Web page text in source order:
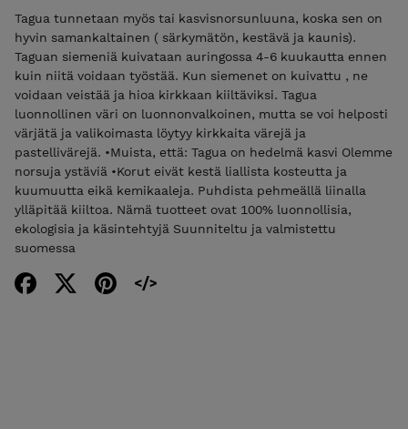
Tagua tunnetaan myös tai kasvisnorsunluuna, koska sen on
hyvin samankaltainen ( särkymätön, kestävä ja kaunis).
Taguan siemeniä kuivataan auringossa 4-6 kuukautta ennen
kuin niitä voidaan työstää. Kun siemenet on kuivattu , ne
voidaan veistää ja hioa kirkkaan kiiltäviksi. Tagua
luonnollinen väri on luonnonvalkoinen, mutta se voi helposti
värjätä ja valikoimasta löytyy kirkkaita värejä ja
pastellivärejä. •Muista, että: Tagua on hedelmä kasvi Olemme
norsuja ystäviä •Korut eivät kestä liallista kosteutta ja
kuumuutta eikä kemikaaleja. Puhdista pehmeällä liinalla
ylläpitää kiiltoa. Nämä tuotteet ovat 100% luonnollisia,
ekologisia ja käsintehtyjä Suunniteltu ja valmistettu
suomessa